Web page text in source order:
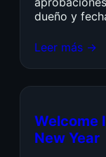
dueño y
Leer más →
Welcome
New Year